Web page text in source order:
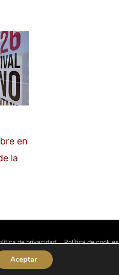
en
la
de privacidad Política de cookies
Aceptar